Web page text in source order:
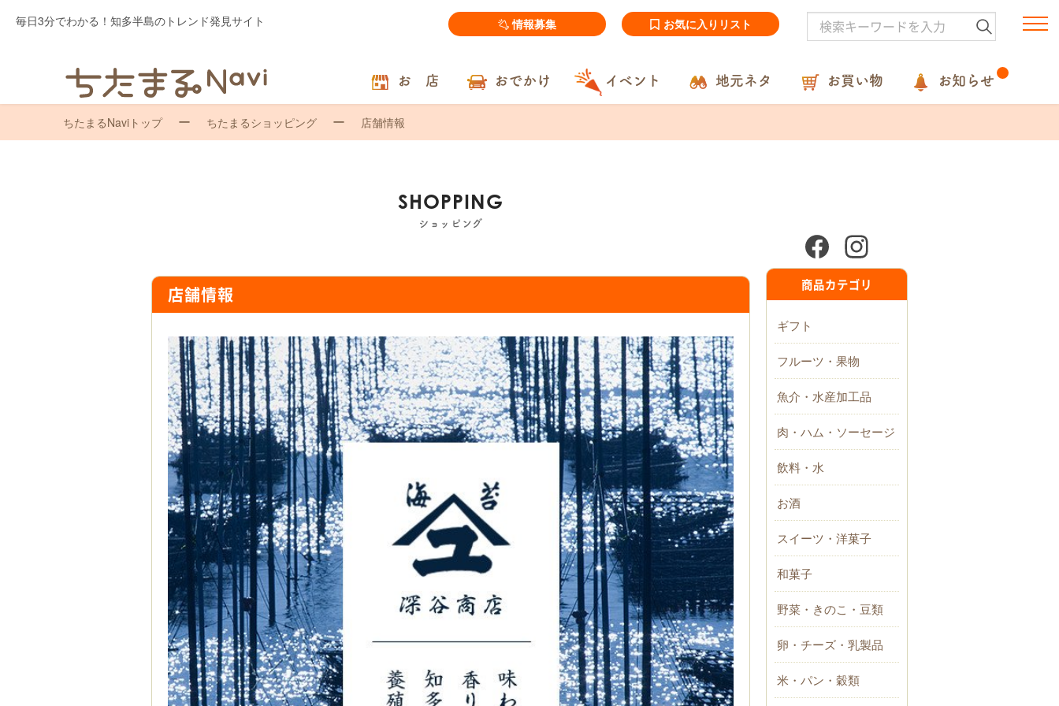
毎日3分でわかる！知多半島のトレンド発見サイト 情報募集 お気に入りリスト
お 店 おでかけ イベント 地元ネタ お買い物 お知らせ
ちたまるNaviトップ ちたまるショッピング 店舗情報
SHOPPING
ショッピング
店舗情報 商品カテゴリ
ギフト
フルーツ・果物
魚介・水産加工品
肉・ハム・ソーセージ
飲料・水
お酒
スイーツ・洋菓子
和菓子
野菜・きのこ・豆類
卵・チーズ・乳製品
米・パン・穀類